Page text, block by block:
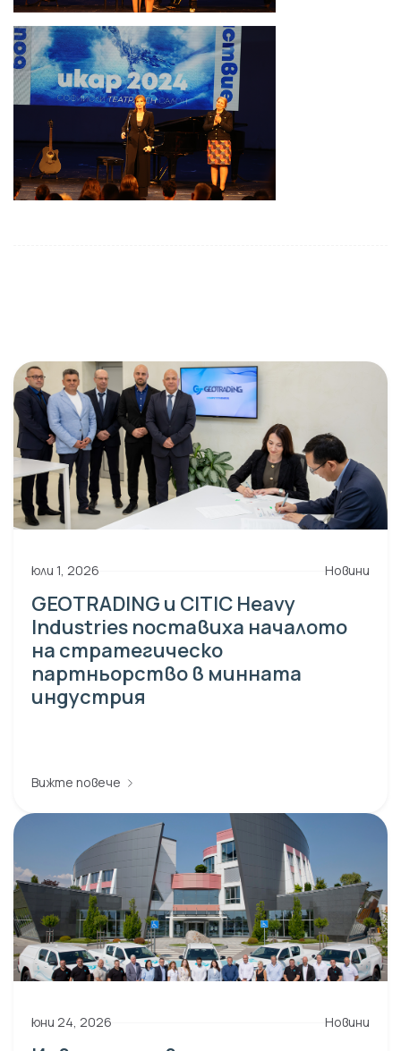
юли 1, 2026 Новини
GEOTRADING и CITIC Heavy
Industries поставиха началото
на стратегическо
партньорство в минната
индустрия
Вижте повече
юни 24, 2026 Новини